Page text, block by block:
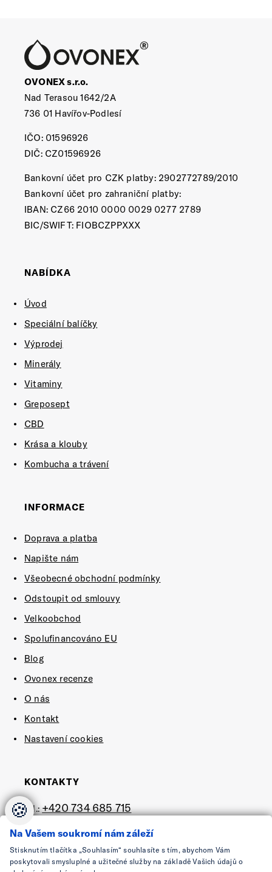
OVONEX s.r.o.
Nad Terasou 1642/2A
736 01 Havířov-Podlesí
IČO: 01596926
DIČ: CZ01596926
Bankovní účet pro CZK platby: 2902772789/2010
Bankovní účet pro zahraniční platby:
IBAN: CZ66 2010 0000 0029 0277 2789
BIC/SWIFT: FIOBCZPPXXX
NABÍDKA
Úvod
Speciální balíčky
Výprodej
Minerály
Vitaminy
Greposept
CBD
Krása a klouby
Kombucha a trávení
INFORMACE
Doprava a platba
Napište nám
Všeobecné obchodní podmínky
Odstoupit od smlouvy
Velkoobchod
Spolufinancováno EU
Blog
Ovonex recenze
O nás
Kontakt
Nastavení cookies
KONTAKTY
tel.:+420 734 685 715
SLEDUJTE NÁS
🍪
Na Vašem soukromí nám záleží
Stisknutím tlačítka „Souhlasím“ souhlasíte s tím, abychom Vám
poskytovali smysluplné a užitečné služby na základě Vašich údajů o